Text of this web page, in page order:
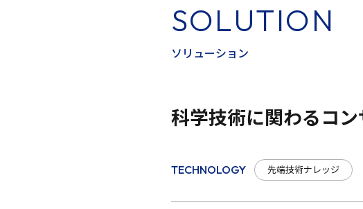
SOLUTION
ソ リ ューショ ン
科学技術に関わるコ
TECHNOLOGY 先端技術ナレッジ